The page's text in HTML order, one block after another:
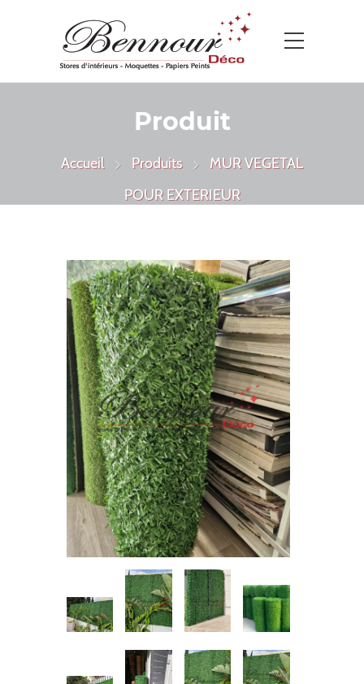
Produit
Accueil Produits
MUR VEGETAL
POUR EXTERIEUR